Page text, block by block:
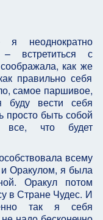
неоднократно
встретиться с
как же
правильно себя
самое паршивое,
вести себя
просто быть собой
все, что будет
всему
Оракулом, я была
Оракул потом
в Стране Чудес. И
так я себя